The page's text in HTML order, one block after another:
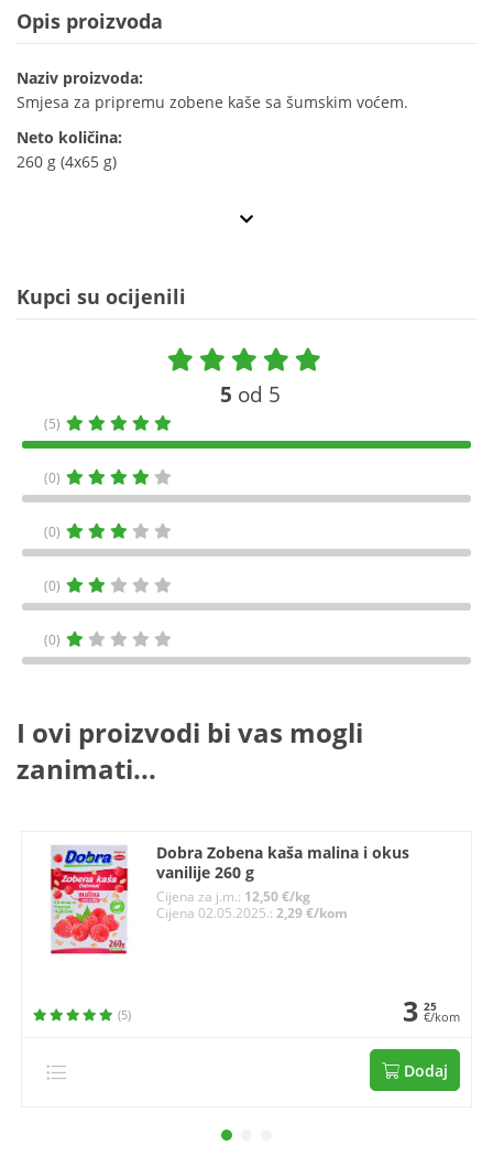
Opis proizvoda
Naziv proizvoda:
Smjesa za pripremu zobene kaše sa šumskim voćem.
Neto količina:
260 g (4x65 g)
Kupci su ocijenili
5 od 5
(5)
(0)
(0)
(0)
(0)
I ovi proizvodi bi vas mogli
zanimati...
Dobra Zobena kaša malina i okus
vanilije 260 g
Cijena za j.m.: 12,50 €/kg
Cijena 02.05.2025.:2,29 €/kom
(5) 3 25
€/kom
Dodaj